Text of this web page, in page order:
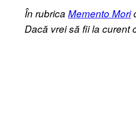
În rubrica Memento Mori
Dacă vrei să fii la curent